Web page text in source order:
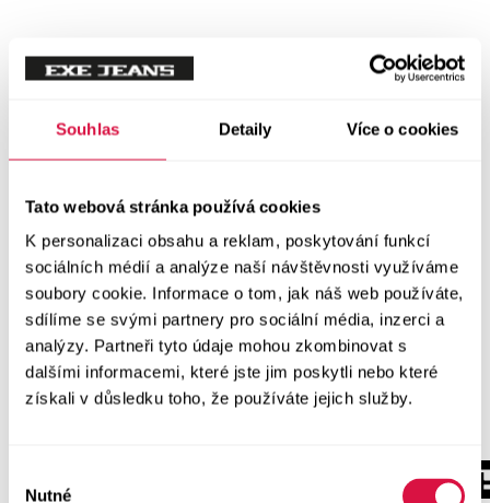
Souhlas Detaily Více o cookies
Tato webová stránka používá cookies
K personalizaci obsahu a reklam, poskytování funkcí
sociálních médií a analýze naší návštěvnosti využíváme
soubory cookie. Informace o tom, jak náš web používáte,
sdílíme se svými partnery pro sociální média, inzerci a
analýzy. Partneři tyto údaje mohou zkombinovat s
dalšími informacemi, které jste jim poskytli nebo které
získali v důsledku toho, že používáte jejich služby.
Nutné